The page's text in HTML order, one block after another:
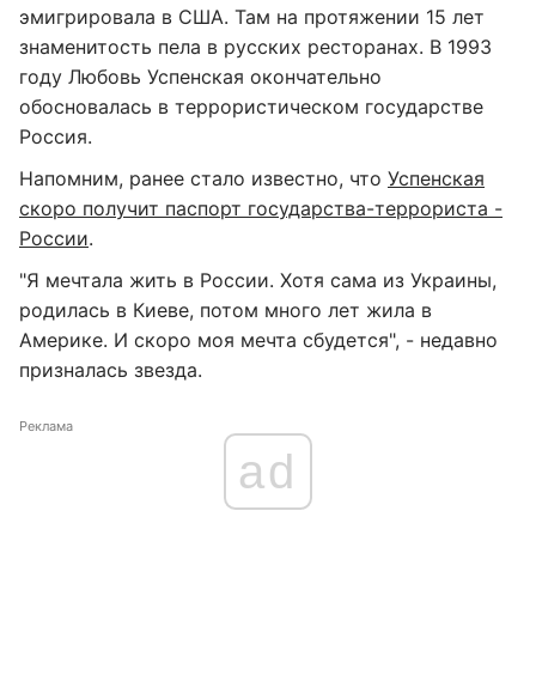
эмигрировала в США. Там на протяжении 15 лет
знаменитость пела в русских ресторанах. В 1993
году Любовь Успенская окончательно
обосновалась в террористическом государстве
Россия.
Напомним, ранее стало известно, что Успенская
скоро получит паспорт государства-террориста -
России.
"Я мечтала жить в России. Хотя сама из Украины,
родилась в Киеве, потом много лет жила в
Америке. И скоро моя мечта сбудется", - недавно
призналась звезда.
Реклама
ad